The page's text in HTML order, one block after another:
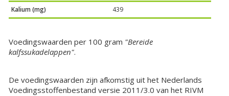
Kalium (mg)
439
Voedingswaarden per 100 gram "Bereide
kalfssukadelappen".
De voedingswaarden zijn afkomstig uit het Nederlands
Voedingsstoffenbestand versie 2011/3.0 van het RIVM